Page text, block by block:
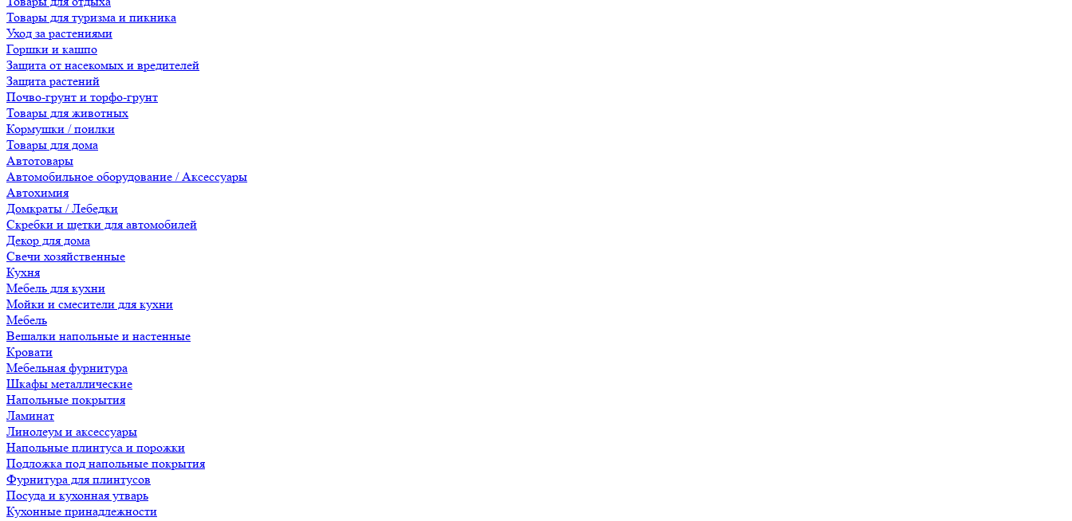
Товары для туризма и пикника
Уход за растениями
Горшки и кашпо
Защита от насекомых и вредителей
Защита растений
Почво-грунт и торфо-грунт
Товары для животных
Кормушки / поилки
Товары для дома
Автотовары
Автомобильное оборудование / Аксессуары
Автохимия
Домкраты / Лебедки
Скребки и щетки для автомобилей
Декор для дома
Свечи хозяйственные
Кухня
Мебель для кухни
Мойки и смесители для кухни
Мебель
Вешалки напольные и настенные
Кровати
Мебельная фурнитура
Шкафы металлические
Напольные покрытия
Ламинат
Линолеум и аксессуары
Напольные плинтуса и порожки
Подложка под напольные покрытия
Фурнитура для плинтусов
Посуда и кухонная утварь
Кухонные принадлежности